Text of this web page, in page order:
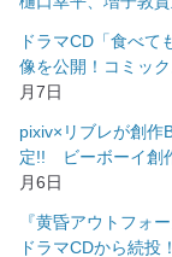
ドラマCD「食べて
像を公開！コミッ
月7日
pixiv×リブレが創作
定!! ビーボーイ創
月6日
『黄昏アウトフォ
ドラマCDから続投